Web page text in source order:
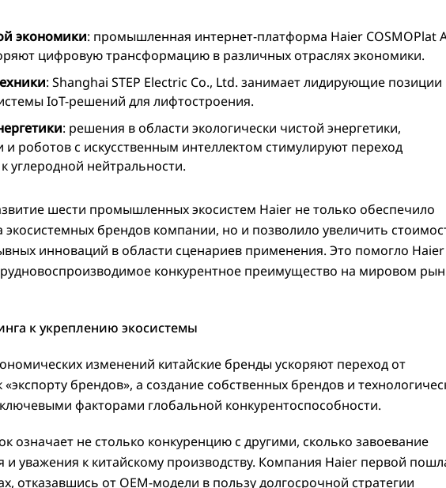
экономики: промышленная интернет-платформа Haier COSMOPlat
цифровую трансформацию в различных отраслях экономики.
: Shanghai STEP Electric Co., Ltd. занимает лидирующие позиции
IoT-решений для лифтостроения.
: решения в области экологически чистой энергетики,
и роботов с искусственным интеллектом стимулируют переход
углеродной нейтральности.
шести промышленных экосистем Haier не только обеспечило
брендов компании, но и позволило увеличить
инноваций в области сценариев применения. Это помогло Haier
конкурентное преимущество на мировом
к укреплению экосистемы
изменений китайские бренды ускоряют переход от
«экспорту брендов», а создание собственных брендов и
факторами глобальной конкурентоспособности.
означает не столько конкуренцию с другими, сколько завоевание
и уважения к китайскому производству. Компания Haier первой
отказавшись от OEM-модели в пользу долгосрочной стратегии